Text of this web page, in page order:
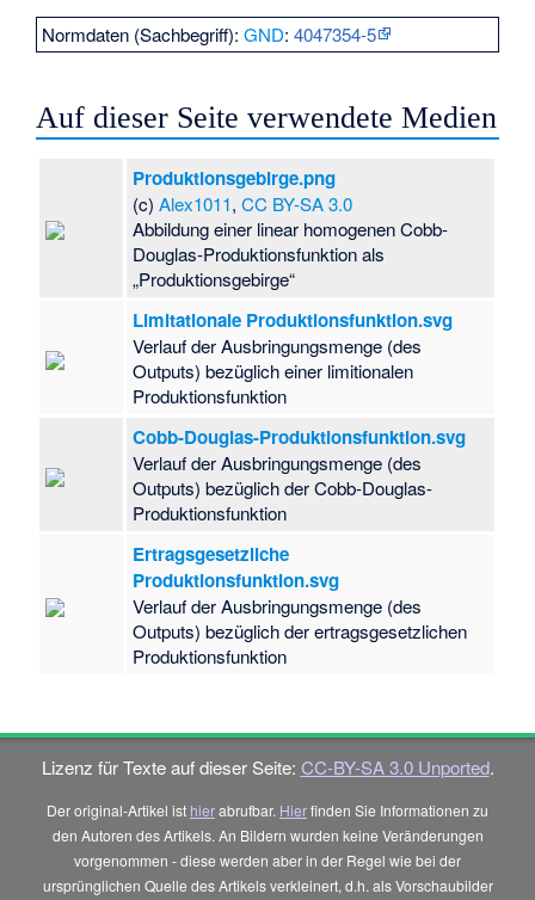
Normdaten (Sachbegriff):GND:4047354-5
Auf dieser Seite verwendete Medien
Produktionsgebirge.png
(c)Alex1011,CC BY-SA 3.0
Abbildung einer linear homogenen Cobb-
Douglas-Produktionsfunktion als
„Produktionsgebirge“
Limitationale Produktionsfunktion.svg
Verlauf der Ausbringungsmenge (des
Outputs) bezüglich einer limitionalen
Produktionsfunktion
Cobb-Douglas-Produktionsfunktion.svg
Verlauf der Ausbringungsmenge (des
Outputs) bezüglich der Cobb-Douglas-
Produktionsfunktion
Ertragsgesetzliche
Produktionsfunktion.svg
Verlauf der Ausbringungsmenge (des
Outputs) bezüglich der ertragsgesetzlichen
Produktionsfunktion
Lizenz für Texte auf dieser Seite: CC-BY-SA 3.0 Unported.
Der original-Artikel ist hierabrufbar. Hierfinden Sie Informationen zu
den Autoren des Artikels. An Bildern wurden keine Veränderungen
vorgenommen - diese werden aber in der Regel wie bei der
ursprünglichen Quelle des Artikels verkleinert, d.h. als Vorschaubilder